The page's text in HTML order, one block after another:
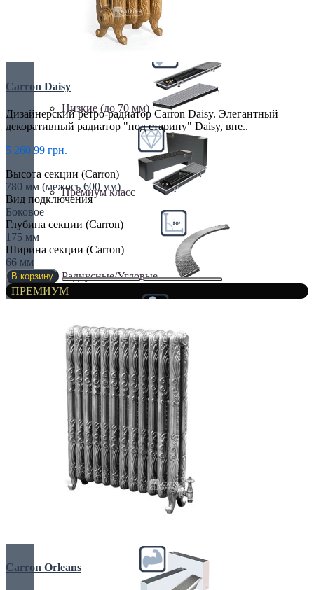
Недорогие
Низкие (до 70 мм)
Премиум класс
Радиусные/Угловые
С вентилятором
С дренажем
Carron Daisy
Дизайнерский ретро-радиатор Carron Daisy. Элегантный
декоративный радиатор "под старину" Daisy, впе..
5 260.99 грн.
Высота секции (Carron)
780 мм (межось 600 мм)
Вид подключения
Боковое
Глубина секции (Carron)
175 мм
Ширина секции (Carron)
66 мм
В корзину
ПРЕМИУМ
Carron Orleans